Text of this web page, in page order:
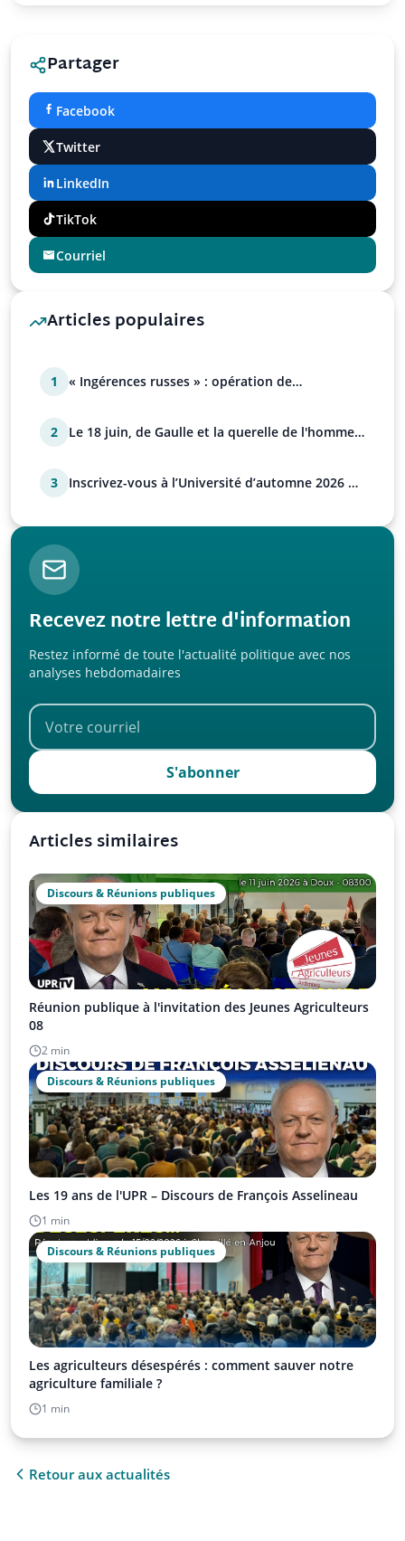
Partager
Facebook
Twitter
LinkedIn
TikTok
Courriel
Articles populaires
1
« Ingérences russes » : opération de
2
Le 18 juin, de Gaulle et la querelle de l'homme
3
Inscrivez-vous à l’Université d’automne 2026 de
Recevez notre lettre d'information
Restez informé de toute l'actualité politique avec nos
analyses hebdomadaires
S'abonner
Articles similaires
Discours & Réunions publiques
Réunion publique à l'invitation des Jeunes Agriculteurs
08
2 min
Discours & Réunions publiques
Les 19 ans de l'UPR – Discours de François Asselineau
1 min
Discours & Réunions publiques
Les agriculteurs désespérés : comment sauver notre
agriculture familiale ?
1 min
Retour aux actualités